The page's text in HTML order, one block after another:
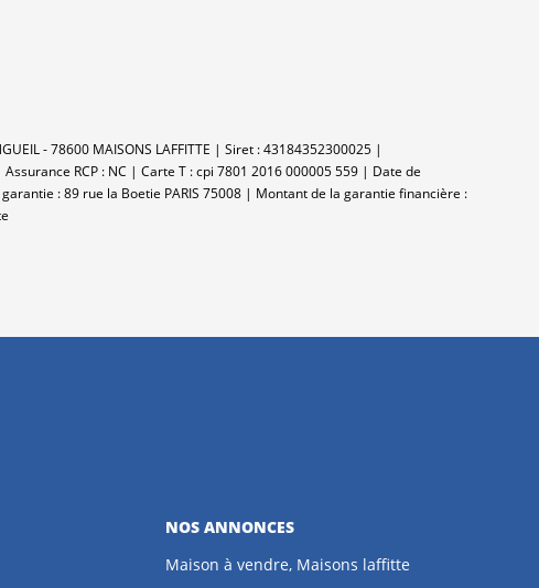
- 78600 MAISONS LAFFITTE | Siret : 43184352300025 |
RCP : NC | Carte T : cpi 7801 2016 000005 559 | Date de
: 89 rue la Boetie PARIS 75008 | Montant de la garantie financière :
NOS ANNONCES
Maison à vendre, Maisons laffitte